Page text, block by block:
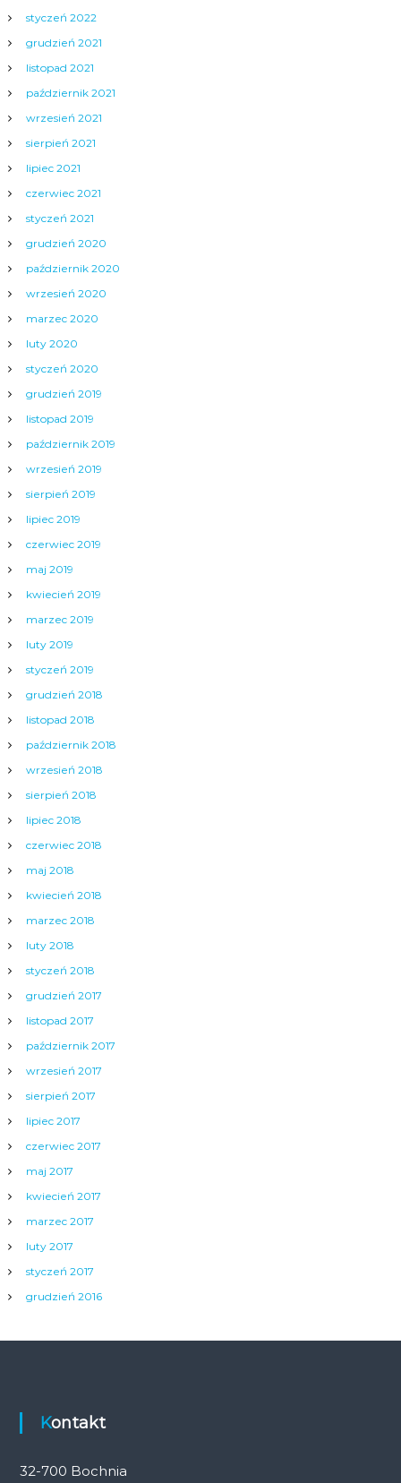
styczeń 2022
grudzień 2021
listopad 2021
październik 2021
wrzesień 2021
sierpień 2021
lipiec 2021
czerwiec 2021
styczeń 2021
grudzień 2020
październik 2020
wrzesień 2020
marzec 2020
luty 2020
styczeń 2020
grudzień 2019
listopad 2019
październik 2019
wrzesień 2019
sierpień 2019
lipiec 2019
czerwiec 2019
maj 2019
kwiecień 2019
marzec 2019
luty 2019
styczeń 2019
grudzień 2018
listopad 2018
październik 2018
wrzesień 2018
sierpień 2018
lipiec 2018
czerwiec 2018
maj 2018
kwiecień 2018
marzec 2018
luty 2018
styczeń 2018
grudzień 2017
listopad 2017
październik 2017
wrzesień 2017
sierpień 2017
lipiec 2017
czerwiec 2017
maj 2017
kwiecień 2017
marzec 2017
luty 2017
styczeń 2017
grudzień 2016
Kontakt
32-700 Bochnia